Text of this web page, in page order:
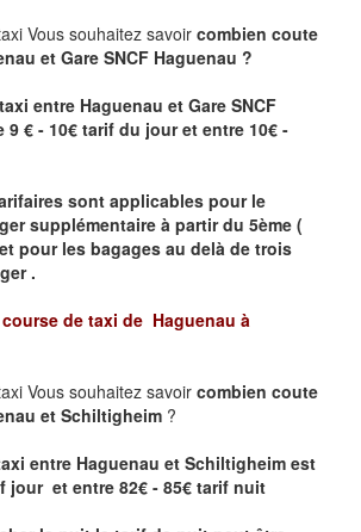
Vous souhaitez savoir combien coute
et Gare SNCF Haguenau ?
entre Haguenau et Gare SNCF
9 € - 10€ tarif du jour et entre 10€ -
sont applicables pour le
supplémentaire à partir du 5ème (
pour les bagages au delà de trois
.
de taxi de Haguenau à
Vous souhaitez savoir combien coute
et Schiltigheim ?
entre Haguenau et Schiltigheim est
jour et entre 82€ - 85€ tarif nuit